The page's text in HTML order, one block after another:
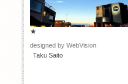
★
designed by WebVision
Taku Saito